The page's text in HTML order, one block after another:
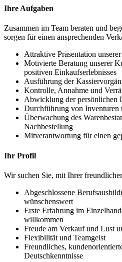
Ihre Aufgaben
Zusammen im Team beraten und
sorgen für einen ansprechenden
Attraktive Präsentation
Motivierte Beratung unserer
positiven Einkaufserlebnisses
Ausführung der
Kontrolle, Annahme und
Abwicklung der persönlichen
Durchführung von Inventuren
Überwachung des
Nachbestellung
Mitverantwortung für einen
Ihr Profil
Wir suchen Sie, mit Ihrer
Abgeschlossene
wünschenswert
Erste Erfahrung im
willkommen
Freude am Verkauf und Lust
Flexibilität und Teamgeist
Freundliches,
Deutschkenntnisse